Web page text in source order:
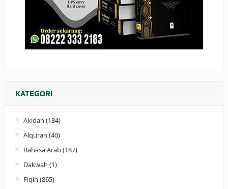
KATEGORI
Akidah (184)
Alquran (40)
Bahasa Arab(187)
Dakwah (1)
Fiqih (865)